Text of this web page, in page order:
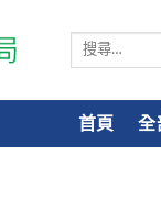
搜
鍵
字:
首頁 全